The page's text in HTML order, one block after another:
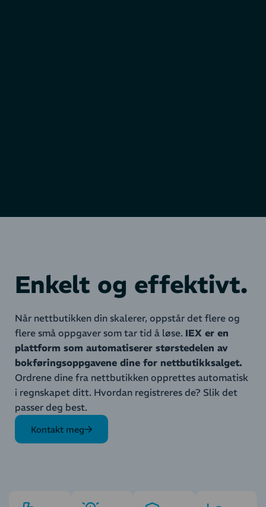
Enkelt og effektivt.
Når nettbutikken din skalerer, oppstår det flere og
flere små oppgaver som tar tid å løse. IEX er en
plattform som automatiserer størstedelen av
bokføringsoppgavene dine for nettbutikksalget.
Ordrene dine fra nettbutikken opprettes automatisk
i regnskapet ditt. Hvordan registreres de? Slik det
passer deg best.
Kontakt meg